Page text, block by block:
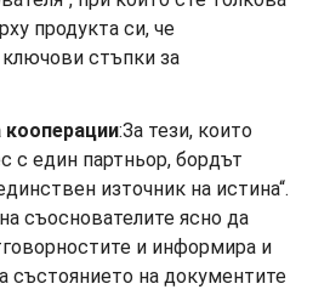
продукта си, че
стъпки за
кооперации:За тези, които
с един партньор, бордът
източник на истина“.
съоснователите ясно да
и информира и
състоянието на документите